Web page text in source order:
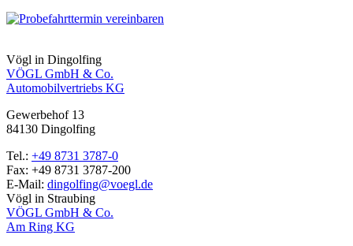
Vögl in Dingolfing
VÖGL GmbH & Co.
Automobilvertriebs KG
Gewerbehof 13
84130 Dingolfing
Tel.: +49 8731 3787-0
Fax: +49 8731 3787-200
E-Mail: dingolfing@voegl.de
Vögl in Straubing
VÖGL GmbH & Co.
Am Ring KG